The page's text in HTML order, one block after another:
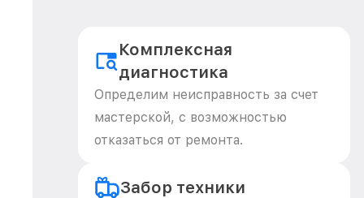
Комплексная
диагностика
Определим неисправность за счет
мастерской, с возможностью
отказаться от ремонта.
Забор техники